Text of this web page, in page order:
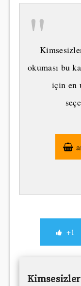
"
okuması bu
için en
+1